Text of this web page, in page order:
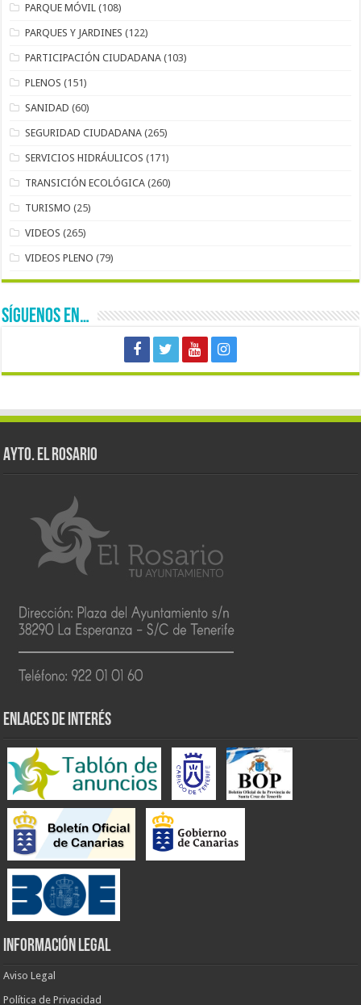
PARQUE MÓVIL (108)
PARQUES Y JARDINES (122)
PARTICIPACIÓN CIUDADANA (103)
PLENOS (151)
SANIDAD (60)
SEGURIDAD CIUDADANA (265)
SERVICIOS HIDRÁULICOS (171)
TRANSICIÓN ECOLÓGICA (260)
TURISMO (25)
VIDEOS (265)
VIDEOS PLENO (79)
SÍGUENOS EN…
AYTO. EL ROSARIO
ENLACES DE INTERÉS
INFORMACIÓN LEGAL
Aviso Legal
Política de Privacidad